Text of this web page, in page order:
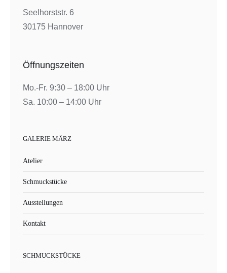
Seelhorststr. 6
30175 Hannover
Öffnungszeiten
Mo.-Fr. 9:30 – 18:00 Uhr
Sa. 10:00 – 14:00 Uhr
GALERIE MÄRZ
Atelier
Schmuckstücke
Ausstellungen
Kontakt
SCHMUCKSTÜCKE